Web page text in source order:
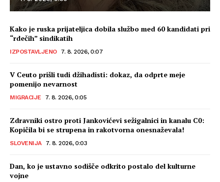
Kako je ruska prijateljica dobila službo med 60 kandidati pri
“rdečih” sindikatih
IZPOSTAVLJENO 7. 8. 2026, 0:07
V Ceuto prišli tudi džihadisti: dokaz, da odprte meje
pomenijo nevarnost
MIGRACIJE 7. 8. 2026, 0:05
Zdravniki ostro proti Jankovićevi sežigalnici in kanalu C0:
Kopičila bi se strupena in rakotvorna onesnaževala!
SLOVENIJA 7. 8. 2026, 0:03
Dan, ko je ustavno sodišče odkrito postalo del kulturne
vojne